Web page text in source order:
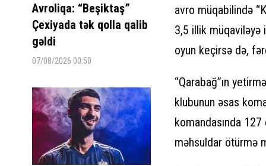
Avroliqa: “Beşiktaş”
Çexiyada tək qolla qalib
gəldi
07/08/2026 00:50
avro müqabilində
3,5 illik müqaviləyə
oyun keçirsə də,
“Qarabağ”ın
klubunun əsas
komandasında 127
məhsuldar ötürmə